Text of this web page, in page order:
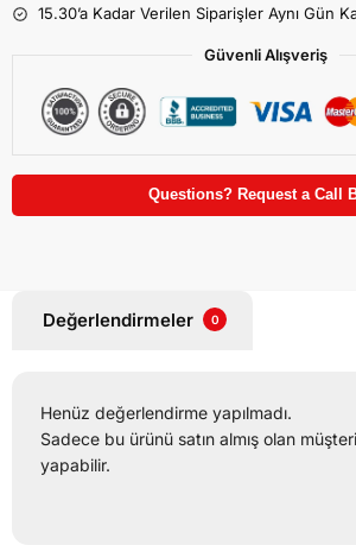
15.30’a Kadar Verilen Siparişler Aynı Gün
Güvenli Alışveriş
Questions? Request a Call
Değerlendirmeler 0
Henüz değerlendirme yapılmadı.
Sadece bu ürünü satın almış olan
yapabilir.